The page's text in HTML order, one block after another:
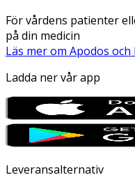
För vårdens patienter
på din medicin
Läs mer om Apodos och
Ladda ner vår app
Leveransalternativ